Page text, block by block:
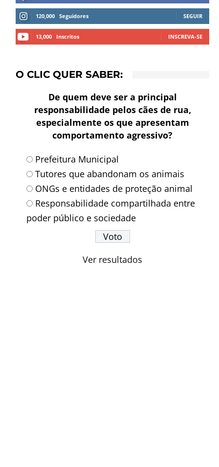
120,000 Seguidores SEGUIR
13,000 Inscritos INSCREVA-SE
O CLIC QUER SABER:
De quem deve ser a principal
responsabilidade pelos cães de rua,
especialmente os que apresentam
comportamento agressivo?
Prefeitura Municipal
Tutores que abandonam os animais
ONGs e entidades de proteção animal
Responsabilidade compartilhada entre
poder público e sociedade
Ver resultados